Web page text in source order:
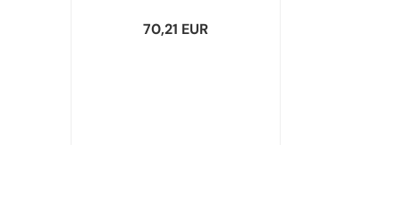
70,21 EUR